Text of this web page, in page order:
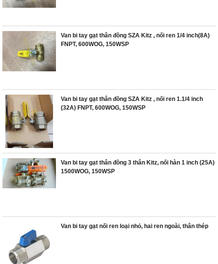
Van bi tay gạt thân đồng SZA Kitz , nối ren 1/4 inch(8A)
FNPT, 600WOG, 150WSP
Van bi tay gạt thân đồng SZA Kitz , nối ren 1.1/4 inch
(32A) FNPT, 600WOG, 150WSP
Van bi tay gạt thân đồng 3 thân Kitz, nối hàn 1 inch (25A)
1500WOG, 150WSP
Van bi tay gạt nối ren loại nhỏ, hai ren ngoài, thân thép